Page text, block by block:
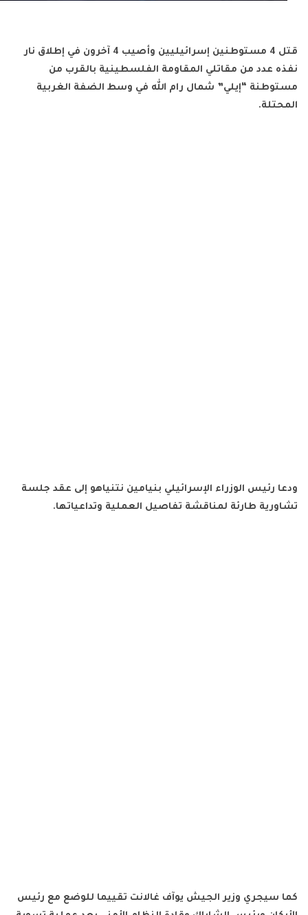
قتل 4 مستوطنين إسرائيليين وأصيب 4 آخرون في إطلاق نار
نفذه عدد من مقاتلي المقاومة الفلسطينية بالقرب من
مستوطنة “إيلي” شمال رام الله في وسط الضفة الغربية
المحتلة.
ودعا رئيس الوزراء الإسرائيلي بنيامين نتنياهو إلى عقد جلسة
تشاورية طارئة لمناقشة تفاصيل العملية وتداعياتها.
كما سيجري وزير الجيش يوآف غالانت تقييما للوضع مع رئيس